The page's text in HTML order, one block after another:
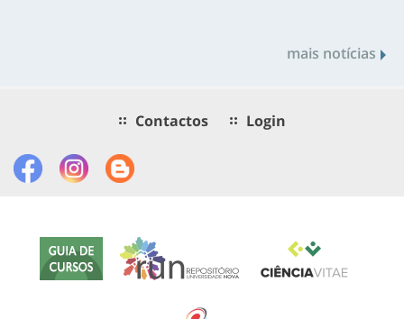
mais notícias
Contactos Login